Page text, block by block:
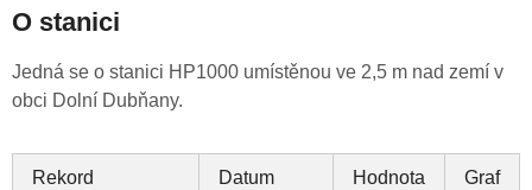
O stanici
Jedná se o stanici HP1000 umístěnou ve 2,5 m nad zemí v
obci Dolní Dubňany.
Rekord Datum Hodnota Graf